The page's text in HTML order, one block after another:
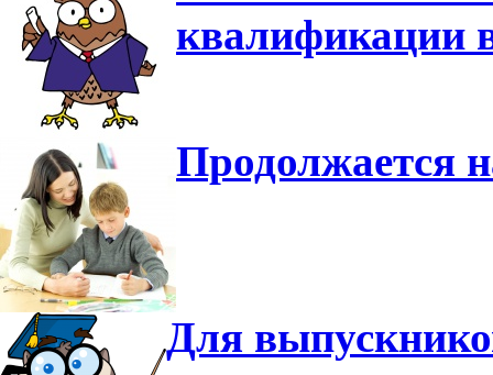
квалификации
Продолжается
Для